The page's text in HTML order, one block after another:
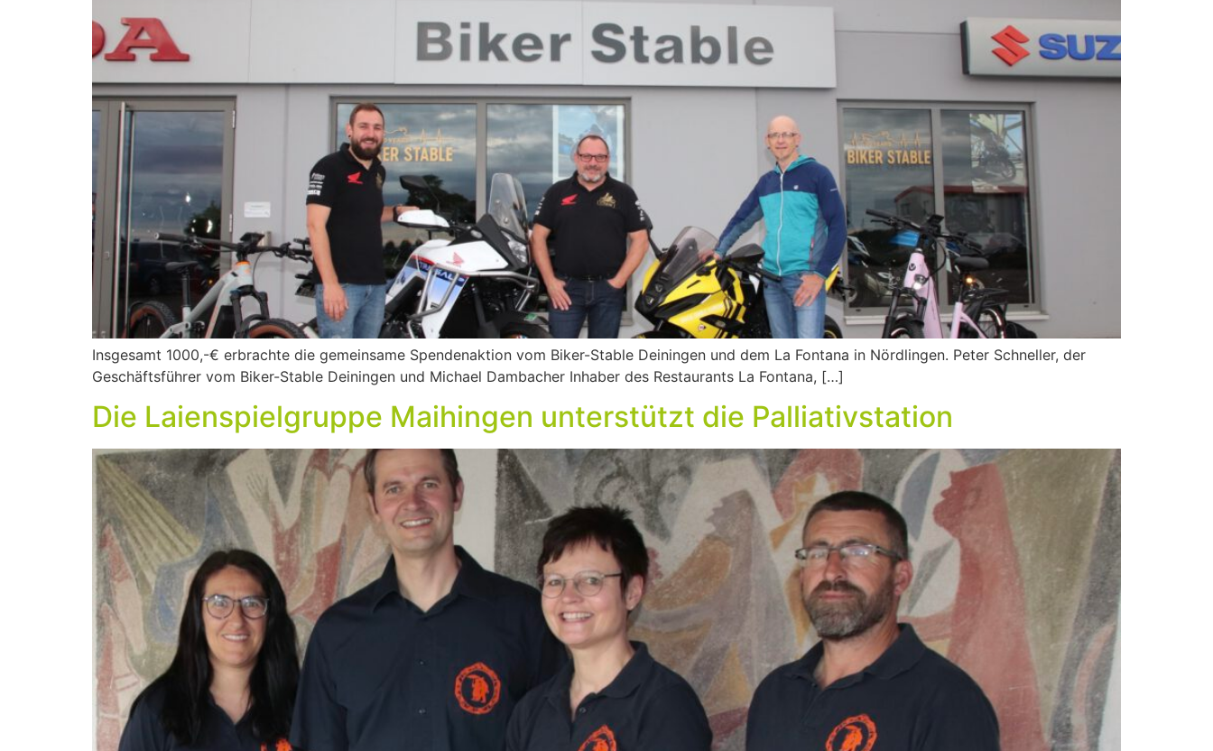
Insgesamt 1000,-€ erbrachte die gemeinsame Spendenaktion vom Biker-Stable Deiningen und dem La Fontana in Nördlingen. Peter Schneller, der
Geschäftsführer vom Biker-Stable Deiningen und Michael Dambacher Inhaber des Restaurants La Fontana, […]
Die Laienspielgruppe Maihingen unterstützt die Palliativstation